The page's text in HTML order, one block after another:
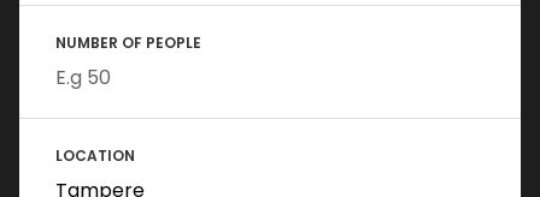
NUMBER OF PEOPLE
LOCATION